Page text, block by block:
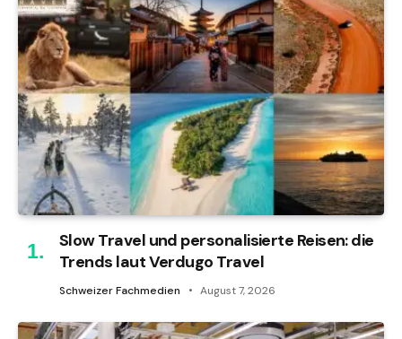
Slow Travel und personalisierte Reisen: die
Trends laut Verdugo Travel
Schweizer Fachmedien August 7, 2026